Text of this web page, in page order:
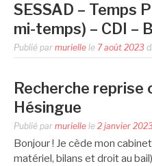
SESSAD – Temps
mi-temps) – CDI –
Publié par murielle le 7 août 2023
Recherche reprise
Hésingue
Publié par murielle le 2 janvier
Bonjour ! Je cède mon
matériel, bilans et droit au